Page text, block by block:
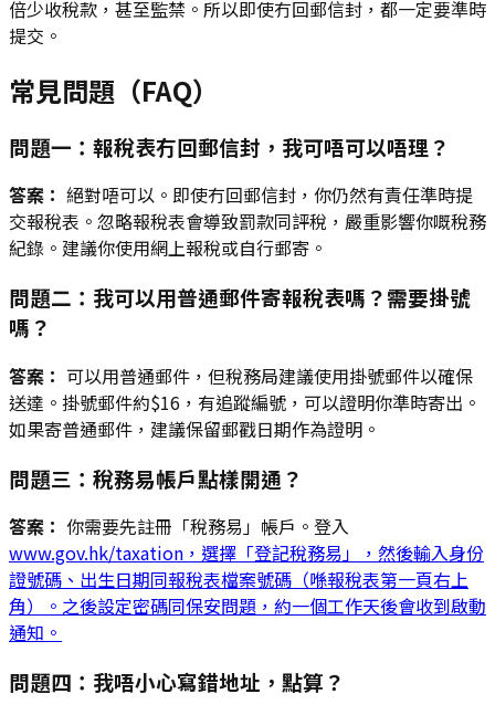
倍少收稅款，甚至監禁。所以即使冇回郵信封，都一定要準時
提交。
常見問題（FAQ）
問題一：報稅表冇回郵信封，我可唔可以唔理？
答案： 絕對唔可以。即使冇回郵信封，你仍然有責任準時提
交報稅表。忽略報稅表會導致罰款同評稅，嚴重影響你嘅稅務
紀錄。建議你使用網上報稅或自行郵寄。
問題二：我可以用普通郵件寄報稅表嗎？需要掛號
嗎？
答案： 可以用普通郵件，但稅務局建議使用掛號郵件以確保
送達。掛號郵件約$16，有追蹤編號，可以證明你準時寄出。
如果寄普通郵件，建議保留郵戳日期作為證明。
問題三：稅務易帳戶點樣開通？
答案： 你需要先註冊「稅務易」帳戶。登入
www.gov.hk/taxation，選擇「登記稅務易」，然後輸入身份
證號碼、出生日期同報稅表檔案號碼（喺報稅表第一頁右上
角）。之後設定密碼同保安問題，約一個工作天後會收到啟動
通知。
問題四：我唔小心寫錯地址，點算？